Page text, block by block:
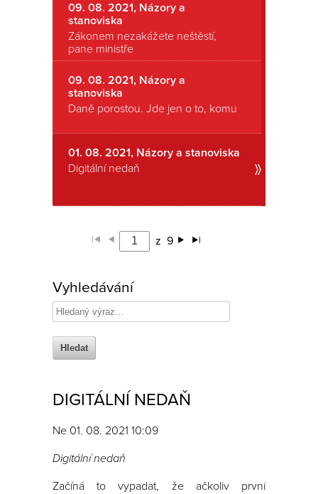
09. 08. 2021, Názory a
stanoviska
Zákonem nezakážete neštěstí,
pane ministře
09. 08. 2021, Názory a
stanoviska
Daně porostou. Jde jen o to, komu
01. 08. 2021, Názory a stanoviska
Digitální nedaň
z 9
Vyhledávání
DIGITÁLNÍ NEDAŇ
Ne 01. 08. 2021 10:09
Digitální nedaň
Začíná to vypadat, že ačkoliv první